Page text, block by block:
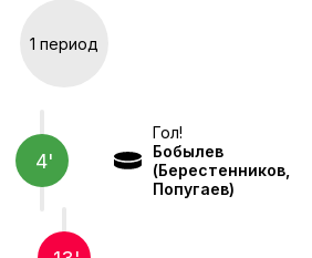
1 период
4'
Гол!
Бобылев
(Берестенников,
Попугаев)